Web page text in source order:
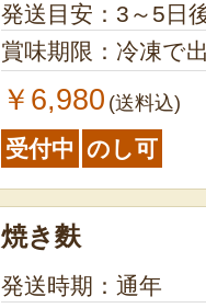
発送目安：3～5日
賞味期限：冷凍で
￥6,980 (送料込)
受付中 のし可
焼き麩
発送時期：通年